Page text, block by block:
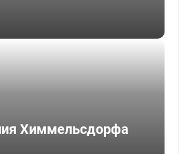
Химмельсдорфа